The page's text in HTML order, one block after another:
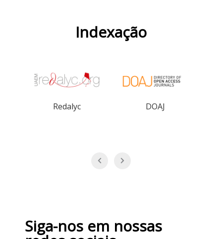
Indexação
Redalyc DOAJ
Siga-nos em nossas